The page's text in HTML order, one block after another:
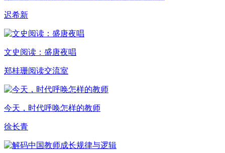
迟希新
文史阅读：盛唐夜唱
郑桂珊阅读交流室
今天，时代呼唤怎样的教师
徐长青